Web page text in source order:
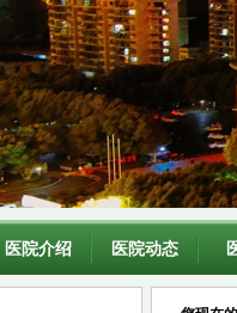
医院介绍 医院动态